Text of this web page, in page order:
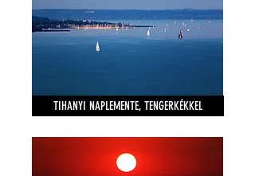
TIHANYI NAPLEMENTE, TENGERKÉKKEL